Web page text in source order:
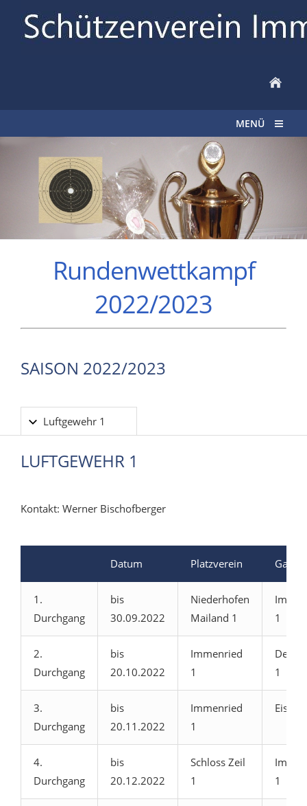
MENÜ
Rundenwettkampf
2022/2023
SAISON 2022/2023
Luftgewehr 1
LUFTGEWEHR 1
Kontakt: Werner Bischofberger
Datum Platzverein
1.
Durchgang
bis
30.09.2022
Niederhofen
Mailand 1
1
2.
Durchgang
bis
20.10.2022
Immenried
1
1
3.
Durchgang
bis
20.11.2022
Immenried
1
4.
Durchgang
bis
20.12.2022
Schloss Zeil
1
1